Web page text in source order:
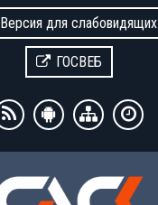
Версия для слабовидящих
ГОСВЕБ